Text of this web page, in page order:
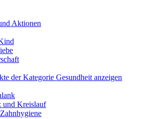
Aktionen
der Kategorie Gesundheit anzeigen
und Kreislauf